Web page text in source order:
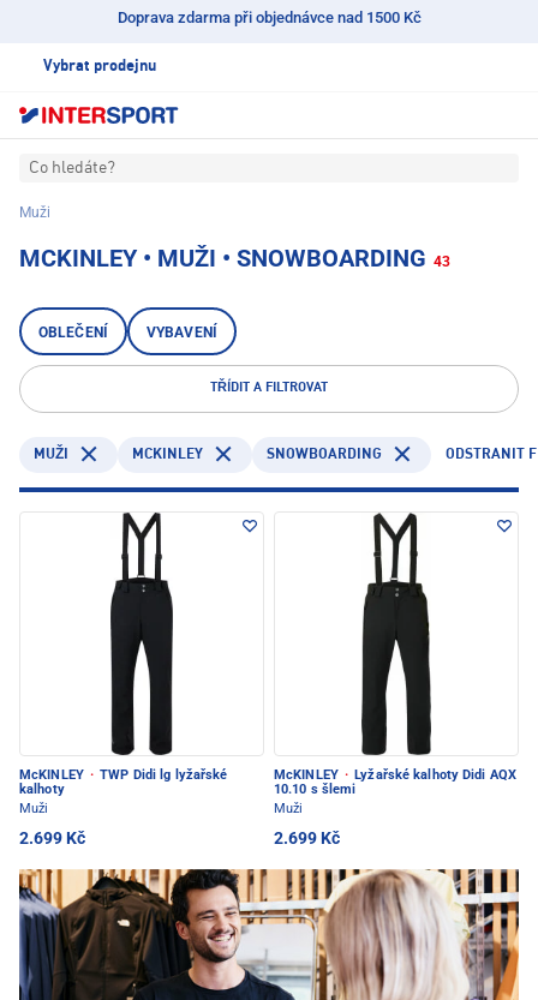
Doprava zdarma při objednávce nad 1500 Kč
Vybrat prodejnu
Co hledáte?
Muži
MCKINLEY • MUŽI • SNOWBOARDING 43
OBLEČENÍ VYBAVENÍ
TŘÍDIT A FILTROVAT
MUŽI MCKINLEY SNOWBOARDING ODSTRANIT
McKINLEY · TWP Didi lg lyžařské
kalhoty
Muži
2.699 Kč
McKINLEY · Lyžařské kalhoty Didi AQX
10.10 s šlemi
Muži
2.699 Kč